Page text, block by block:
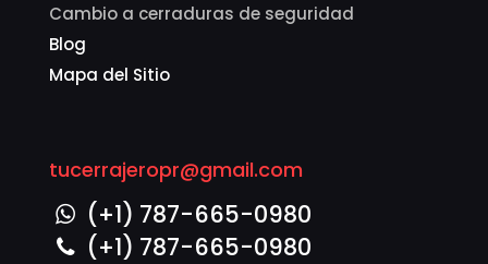
Cambio a cerraduras de seguridad
Blog
Mapa del Sitio
tucerrajeropr@gmail.com
(+1) 787-665-0980
(+1) 787-665-0980